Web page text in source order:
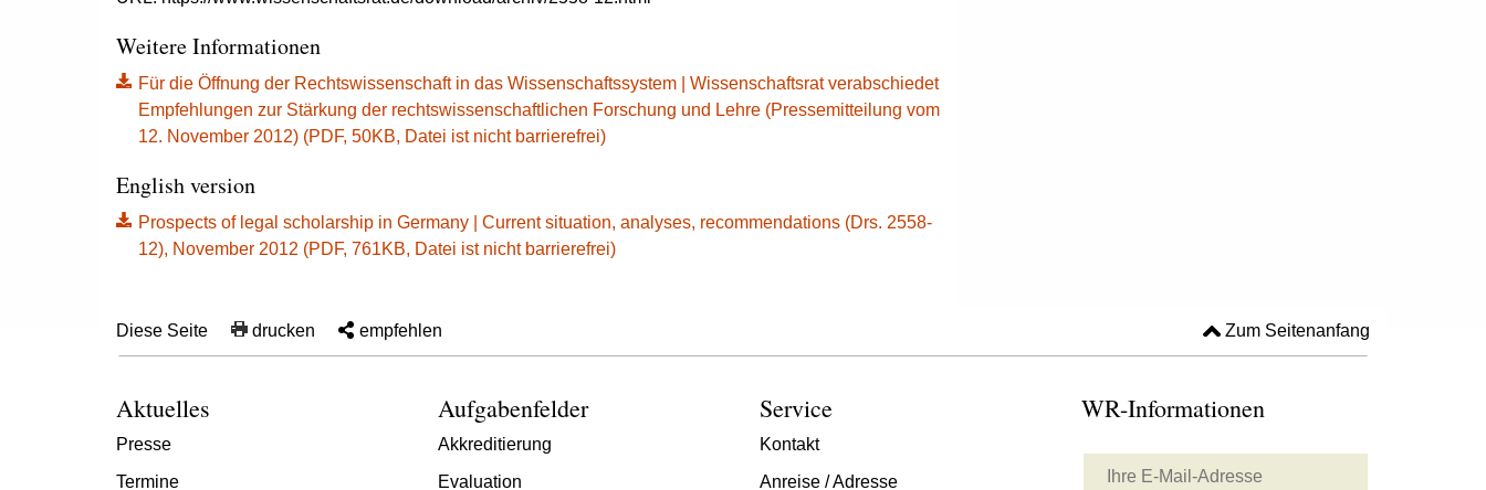
Weitere Informationen
Für die Öffnung der Rechtswissenschaft in das Wissenschaftssystem | Wissenschaftsrat verabschiedet
Empfehlungen zur Stärkung der rechtswissenschaftlichen Forschung und Lehre (Pressemitteilung vom
12. November 2012) (PDF, 50KB, Datei ist nicht barrierefrei)
English version
Prospects of legal scholarship in Germany | Current situation, analyses, recommendations (Drs. 2558-
12), November 2012 (PDF, 761KB, Datei ist nicht barrierefrei)
Diese Seite drucken empfehlen Zum Seitenanfang
Aktuelles
Presse
Termine
Aufgabenfelder
Akkreditierung
Evaluation
Service
Kontakt
Anreise / Adresse
WR-Informationen